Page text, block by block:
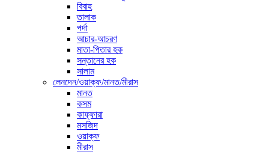
বিবাহ
তালাক
পর্দা
আচার-আচরণ
মাতা-পিতার হক
সন্তানের হক
সালাম
লেনদেন/ওয়াক্ফ/মানত/মীরাস
মানত
কসম
কাফ্ফারা
মসজিদ
ওয়াক্ফ
মীরাস